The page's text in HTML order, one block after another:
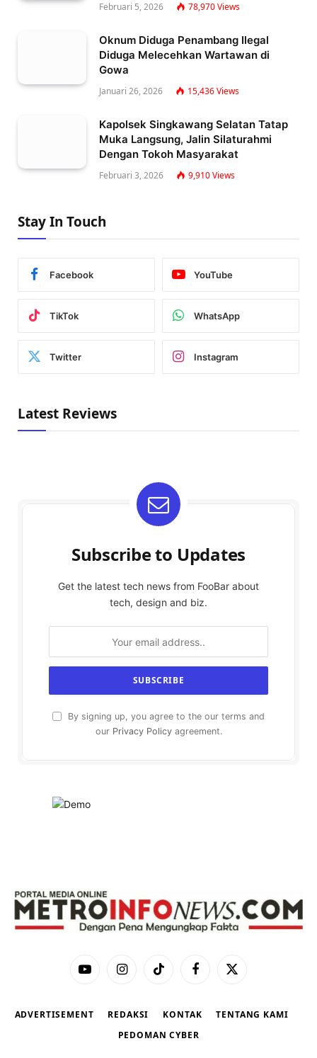
Februari 5, 2026 78,970Views
Oknum Diduga Penambang Ilegal
Diduga Melecehkan Wartawan di
Gowa
Januari 26, 2026 15,436Views
Kapolsek Singkawang Selatan Tatap
Muka Langsung, Jalin Silaturahmi
Dengan Tokoh Masyarakat
Februari 3, 2026 9,910Views
Stay In Touch
Facebook YouTube
TikTok WhatsApp
Twitter Instagram
Latest Reviews
Subscribe to Updates
Get the latest tech news from FooBar about
tech, design and biz.
By signing up, you agree to the our terms and
our Privacy Policyagreement.
YouTubeInstagramTikTok Facebook
X
ADVERTISEMENT REDAKSI KONTAK
TENTANG KAMI
PEDOMAN CYBER